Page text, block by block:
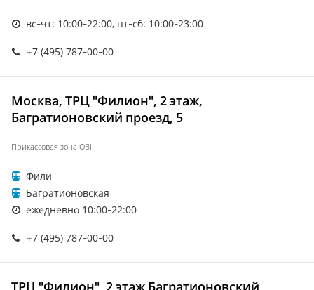
вс-чт: 10:00-22:00, пт-сб: 10:00-23:00
+7 (495) 787-00-00
Москва, ТРЦ "Филион", 2 этаж,
Багратионовский проезд, 5
Прикассовая зона OBI
Фили
Багратионовская
ежедневно 10:00-22:00
+7 (495) 787-00-00
ТРЦ "Филион", 2 этаж Багратионовский